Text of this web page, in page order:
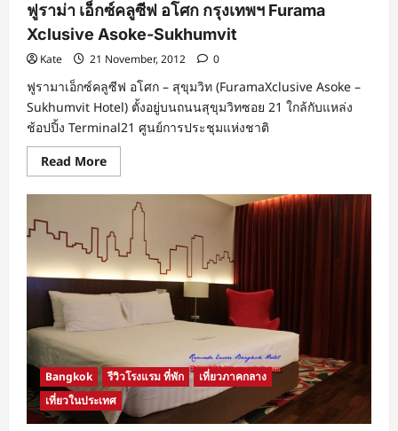
ฟูราม่า เอ็กซ์คลูซีฟ อโศก กรุงเทพฯ Furama
Xclusive Asoke-Sukhumvit
Kate 21 November, 2012 0
ฟูรามาเอ็กซ์คลูซีฟ อโศก – สุขุมวิท (FuramaXclusive Asoke –
Sukhumvit Hotel) ตั้งอยู่บนถนนสุขุมวิทซอย 21 ใกล้กับแหล่ง
ช้อปปิ้ง Terminal21 ศูนย์การประชุมแห่งชาติ
Read MoreRead
more
ฟู
เอ็กซ์
คลู
ซีฟ
อโศก
กรุงเทพฯ
Furama
Xclusive
Asoke-
Sukhumvit
Bangkok รีวิวโรงแรม ที่พัก
เที่ยวภาคกลาง
เที่ยวในประเทศ